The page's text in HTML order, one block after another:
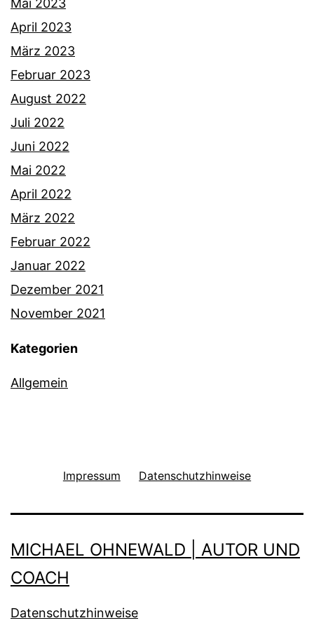
Mai 2023
April 2023
März 2023
Februar 2023
August 2022
Juli 2022
Juni 2022
Mai 2022
April 2022
März 2022
Februar 2022
Januar 2022
Dezember 2021
November 2021
Kategorien
Allgemein
Impressum Datenschutzhinweise
MICHAEL OHNEWALD | AUTOR UND
COACH
Datenschutzhinweise